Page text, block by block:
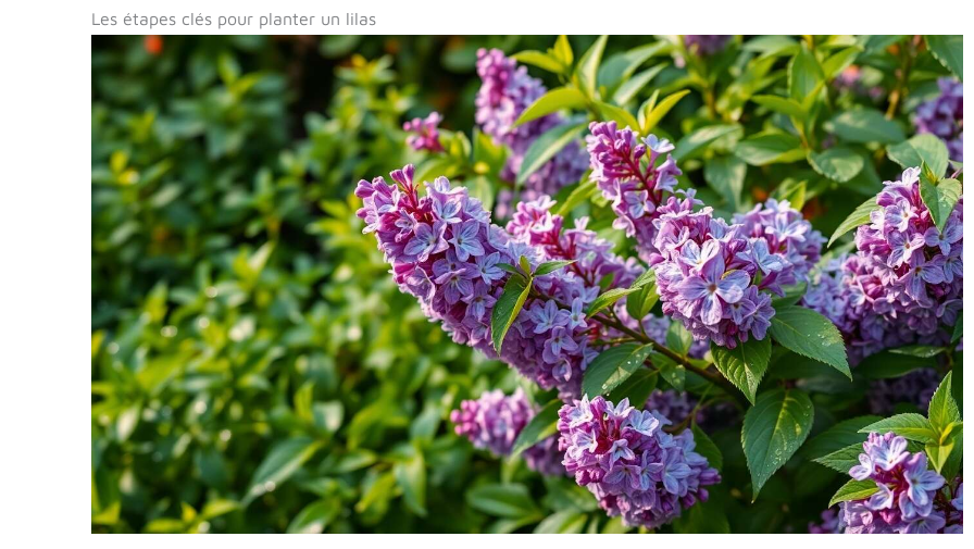
Les étapes clés pour planter un lilas